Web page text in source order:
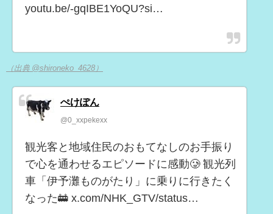
youtu.be/-gqIBE1YoQU?si…
（出典 @shironeko_4628）
ぺけぽん
@0_xxpekexx
観光客と地域住民のおもてなしのお手振り
で心を通わせるエピソードに感動🥲 観光列
車「伊予灘ものがたり」に乗りに行きたく
なった🚋 x.com/NHK_GTV/status…